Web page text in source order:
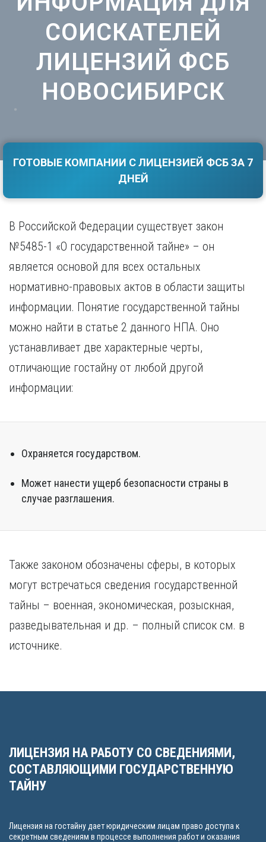
Волгоград
Воронеж
Екатеринбург
К
Казань
Калининград
Калуга
Киров
Краснодар
Курган
Курск
Л
Липецк
М
Магнитогорск
Махачкала
Мурманск
Нижний Тагил
Новосибирск
Саратов
Севастополь
Симферополь
Смоленск
Сочи
Ставрополь
Т
Тольятти
Томск
Тула
Тюмень
Улан-Удэ
Ульяновск
Х
Челябинск
Череповец
СОИСКАТЕЛЕЙ
ЛИЦЕНЗИЙ ФСБ
НОВОСИБИРСК
ГОТОВЫЕ КОМПАНИИ С ЛИЦЕНЗИЕЙ ФСБ ЗА 7
ДНЕЙ
В Российской Федерации существует закон
№5485-1 «О государственной тайне» – он
является основой для всех остальных
нормативно-правовых актов в области защиты
информации. Понятие государственной тайны
можно найти в статье 2 данного НПА. Оно
устанавливает две характерные черты,
отличающие гостайну от любой другой
информации:
Охраняется государством.
Может нанести ущерб безопасности страны в
случае разглашения.
Также законом обозначены сферы, в которых
могут встречаться сведения государственной
тайны – военная, экономическая, розыскная,
разведывательная и др. – полный список см. в
источнике.
ЛИЦЕНЗИЯ НА РАБОТУ СО СВЕДЕНИЯМИ,
СОСТАВЛЯЮЩИМИ ГОСУДАРСТВЕННУЮ
ТАЙНУ
Лицензия на гостайну дает юридическим лицам право доступа к
секретным сведениям в процессе выполнения работ и оказания